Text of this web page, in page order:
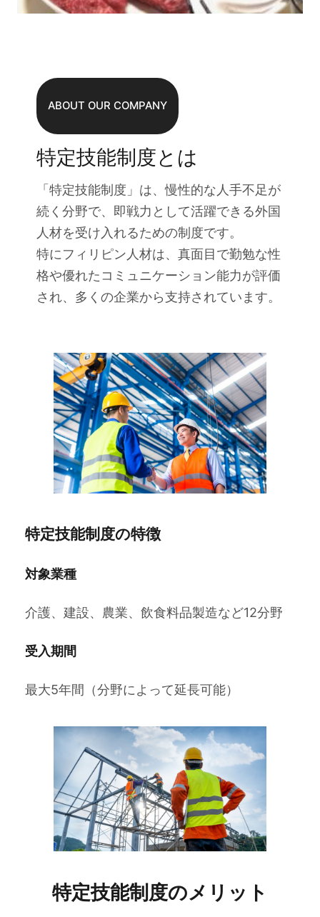
ABOUT OUR COMPANY
特定技能制度とは
「特定技能制度」は、慢性的な人手不足が
続く分野で、即戦力として活躍できる外国
人材を受け入れるための制度です。
特にフィリピン人材は、真面目で勤勉な性
格や優れたコミュニケーション能力が評価
され、多くの企業から支持されています。
特定技能制度の特徴
対象業種
介護、建設、農業、飲食料品製造など12分野
受入期間
最大5年間（分野によって延長可能）
特定技能制度のメリット